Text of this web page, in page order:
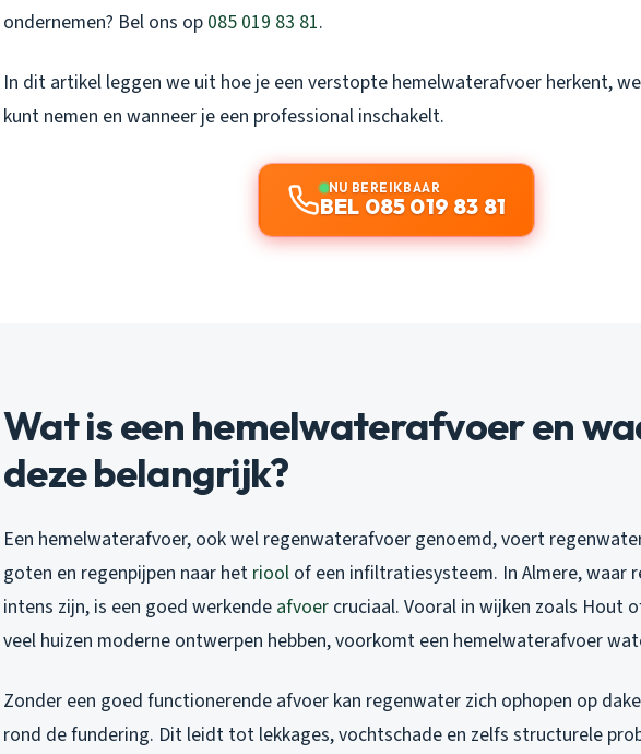
ondernemen? Bel ons op 085 019 83 81.
In dit artikel leggen we uit hoe je een verstopte hemelwaterafvoer herkent,
kunt nemen en wanneer je een professional inschakelt.
NU BEREIKBAAR
BEL 085 019 83 81
Wat is een hemelwaterafvoer en
deze belangrijk?
Een hemelwaterafvoer, ook wel regenwaterafvoer genoemd, voert
goten en regenpijpen naar het riool of een infiltratiesysteem. In Almere, waar
intens zijn, is een goed werkende afvoer cruciaal. Vooral in wijken zoals Hout
veel huizen moderne ontwerpen hebben, voorkomt een hemelwaterafvoer
Zonder een goed functionerende afvoer kan regenwater zich ophopen op
rond de fundering. Dit leidt tot lekkages, vochtschade en zelfs structurele